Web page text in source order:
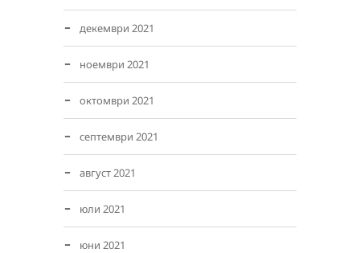
декември 2021
ноември 2021
октомври 2021
септември 2021
август 2021
юли 2021
юни 2021